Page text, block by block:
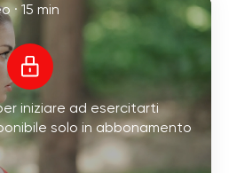
· 15 min
iniziare ad esercitarti
solo in abbonamento